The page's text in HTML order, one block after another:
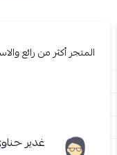
المتجر أكثر من رائع
غدير